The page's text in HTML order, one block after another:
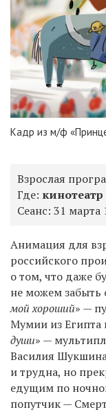
Кадр из м/ф
Взрослая
Где:
Сеанс: 31 марта
Анимация для
российского
о том, что даже
не можем забыть
мой хороший» —
Мумии из Египта
души» —
Василия
и трудна, но
едущим по
попутчик —